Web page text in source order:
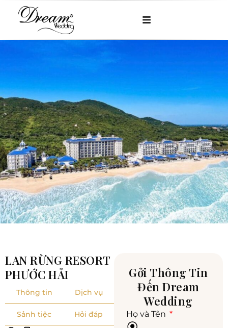
LAN RỪNG RESORT
PHƯỚC HẢI
Thông tin Dịch vụ
Sảnh tiệc Hỏi đáp
Gởi Thông Tin
Đến Dream
Wedding
Họ và Tên